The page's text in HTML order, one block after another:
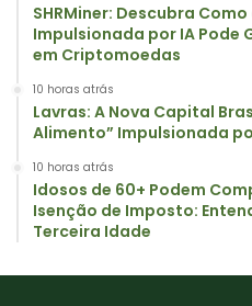
SHRMiner: Descubra
Impulsionada por IA Pode
em Criptomoedas
10 horas atrás
Lavras: A Nova Capital
Alimento” Impulsionada
10 horas atrás
Idosos de 60+ Podem
Isenção de Imposto:
Terceira Idade